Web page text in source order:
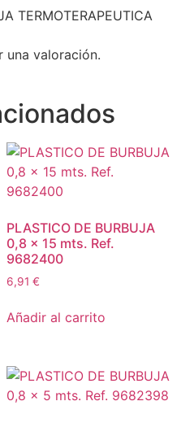
TERMOTERAPEUTICA
una valoración.
PLASTICO DE BURBUJA
0,8 x 15 mts. Ref.
9682400
6,91 €
Añadir al carrito